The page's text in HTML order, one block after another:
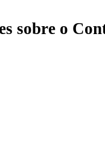
sobre o